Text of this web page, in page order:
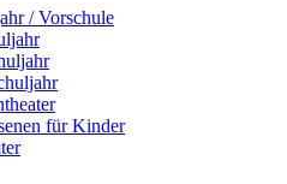
/ Vorschule
für Kinder